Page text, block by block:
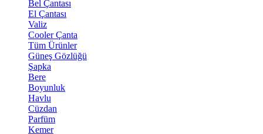
Bel Çantası
El Çantası
Valiz
Cooler Çanta
Tüm Ürünler
Güneş Gözlüğü
Şapka
Bere
Boyunluk
Havlu
Cüzdan
Parfüm
Kemer